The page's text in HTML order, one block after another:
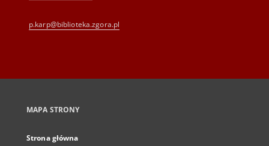
p.karp@biblioteka.zgora.pl
MAPA STRONY
Strona główna